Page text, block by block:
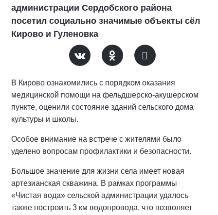
администрации Сердобского района
посетил социально значимые объекты сёл
Кирово и Гуленовка
В Кирово ознакомились с порядком оказания
медицинской помощи на фельдшерско-акушерском
пункте, оценили состояние зданий сельского дома
культуры и школы.
Особое внимание на встрече с жителями было
уделено вопросам профилактики и безопасности.
Большое значение для жизни села имеет новая
артезианская скважина. В рамках программы
«Чистая вода» сельской администрации удалось
также построить 3 км водопровода, что позволяет